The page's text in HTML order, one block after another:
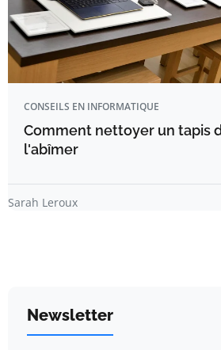
CONSEILS EN INFORMATIQUE
Comment nettoyer un tapis
l'abîmer
Sarah Leroux
Newsletter